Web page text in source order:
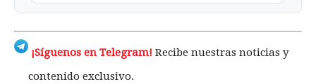
¡Síguenos en Telegram! Recibe nuestras noticias y
contenido exclusivo.